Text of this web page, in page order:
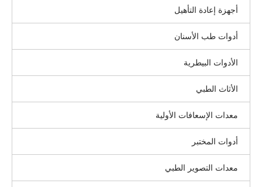
أجهزة إعادة التأهيل
أدوات طب الأسنان
الأدوات البيطرية
الأثاث الطبي
معدات الإسعافات الأولية
أدوات المختبر
معدات التصوير الطبي